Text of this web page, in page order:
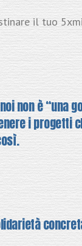
il tuo
non è “una
i progetti